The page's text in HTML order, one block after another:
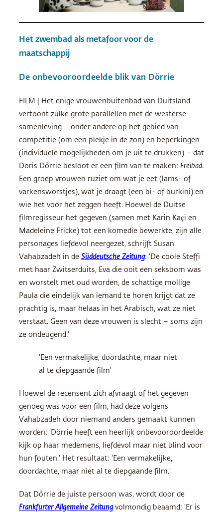
Het zwembad als metafoor voor de
maatschappij
De onbevooroordeelde blik van Dörrie
FILM | Het enige vrouwenbuitenbad van Duitsland
vertoont zulke grote parallellen met de westerse
samenleving – onder andere op het gebied van
competitie (om een ​​plekje in de zon) en beperkingen
(individuele mogelijkheden om je uit te drukken) – dat
Doris Dörrie besloot er een film van te maken: Freibad.
Een groep vrouwen ruziet om wat je eet (lams- of
varkensworstjes), wat je draagt (een bi- of burkini) en
wie het voor het zeggen heeft. Hoewel de Duitse
filmregisseur het gegeven (samen met Karin Kaçi en
Madeleine Fricke) tot een komedie bewerkte, zijn alle
personages liefdevol neergezet, schrijft Susan
Vahabzadeh in de Süddeutsche Zeitung: ‘De coole Steffi
met haar Zwitserduits, Eva die ooit een seksbom was
en worstelt met oud worden, de schattige mollige
Paula die eindelijk van iemand te horen krijgt dat ze
prachtig is, maar helaas in het Arabisch, wat ze niet
verstaat. Geen van deze vrouwen is slecht – soms zijn
ze ondeugend.’
‘Een vermakelijke, doordachte, maar niet
al te diepgaande film’
Hoewel de recensent zich afvraagt of het gegeven
genoeg was voor een film, had deze volgens
Vahabzadeh door niemand anders gemaakt kunnen
worden: ‘Dörrie heeft een heerlijk onbevooroordeelde
kijk op haar medemens, liefdevol maar niet blind voor
hun fouten.’ Het resultaat: ‘Een vermakelijke,
doordachte, maar niet al te diepgaande film.’
Dat Dörrie de juiste persoon was, wordt door de
Frankfurter Allgemeine Zeitungvolmondig beaamd: ‘Er is